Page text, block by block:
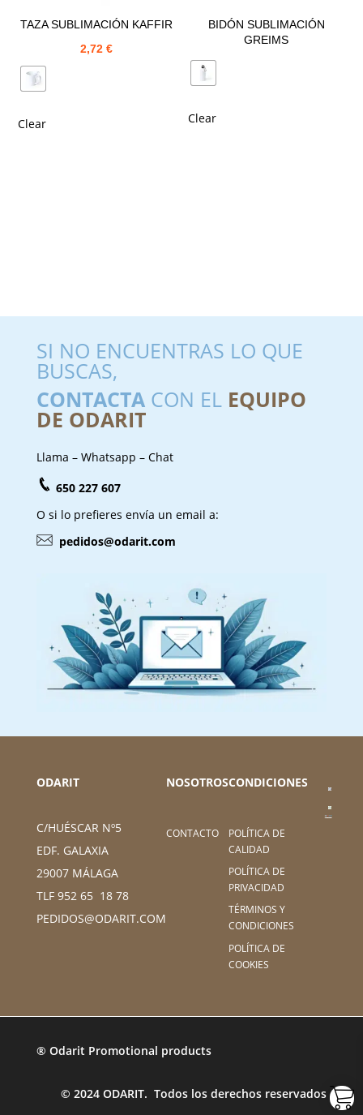
TAZA SUBLIMACIÓN KAFFIR
2,72€
Clear
BIDÓN SUBLIMACIÓN
GREIMS
Clear
SI NO ENCUENTRAS LO QUE
BUSCAS,
CONTACTACON EL EQUIPO
DE ODARIT
Llama – Whatsapp – Chat
650 227 607
O si lo prefieres envía un email a:
pedidos@odarit.com
ODARIT
C/HUÉSCAR Nº5
EDF. GALAXIA
29007 MÁLAGA
TLF 952 65 18 78
PEDIDOS@ODARIT.COM
NOSOTROS
CONTACTO
CONDICIONES
POLÍTICA DE
CALIDAD
POLÍTICA DE
PRIVACIDAD
TÉRMINOS Y
CONDICIONES
POLÍTICA DE
COOKIES
® Odarit Promotional products
© 2024 ODARIT. Todos los derechos reservados